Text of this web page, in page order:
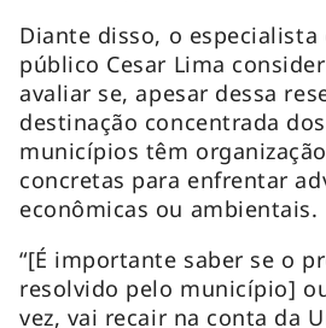
Diante disso, o
público Cesar Lima
avaliar se, apesar dessa
destinação concentrada
municípios têm
concretas para enfrentar
econômicas ou ambientais.
“[É importante saber se o
resolvido pelo município]
vez, vai recair na conta da